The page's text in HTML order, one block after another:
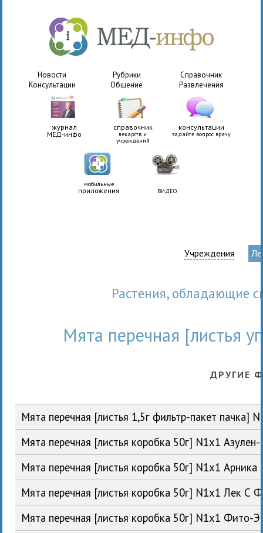
Новости Рубрики
Справочник
Консультации
Общение Развлечения
журнал
МЕД-инфо
справочник
лекарств и
учреждений
консультации
задайте вопрос врачу
мобильные
приложения ВИДЕО
Учреждения
Растения, обладающие
Мята перечная [листья
ДРУГИЕ
Мята перечная [листья 1,5г фильтр-пакет
Мята перечная [листья коробка 50г] N1x1
Мята перечная [листья коробка 50г] N1x1
Мята перечная [листья коробка 50г] N1x1 Лек С
Мята перечная [листья коробка 50г] N1x1